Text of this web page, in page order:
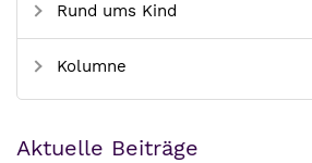
Rund ums Kind
Kolumne
Aktuelle Beiträge